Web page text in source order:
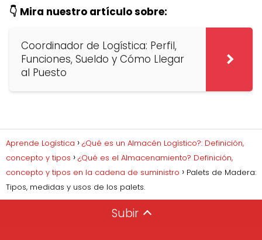
👇 Mira nuestro artículo sobre:
Coordinador de Logística: Perfil,
Funciones, Sueldo y Cómo Llegar
al Puesto
Aprende Logística
¿Qué es un Almacén Logístico?: Definición,
concepto y tipos
¿Qué es el Almacenamiento? Definición,
concepto y tipos en la cadena de suministro
Palets de Madera:
Tipos, medidas y usos de los palets.
Subir